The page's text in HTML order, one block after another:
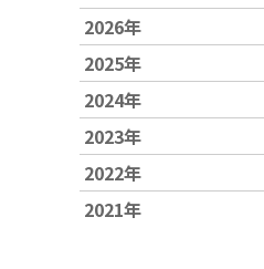
2026年
2025年
2024年
2023年
2022年
2021年